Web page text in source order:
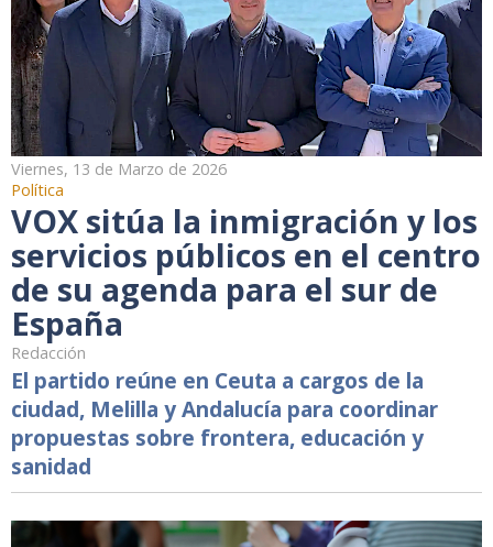
Viernes, 13 de Marzo de 2026
Política
VOX sitúa la inmigración y los
servicios públicos en el centro
de su agenda para el sur de
España
Redacción
El partido reúne en Ceuta a cargos de la
ciudad, Melilla y Andalucía para coordinar
propuestas sobre frontera, educación y
sanidad